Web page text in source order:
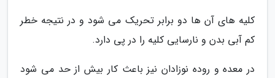
کلیه های آن ها دو برابر تحریک می شود و در نتیجه خطر
کم آبی بدن و نارسایی کلیه را در پی دارد.
در معده و روده نوزادان نیز باعث کار بیش از حد می شود